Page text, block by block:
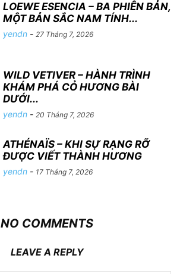
LOEWE ESENCIA – BA PHIÊN BẢN,
MỘT BẢN SẮC NAM TÍNH...
yendn - 27 Tháng 7, 2026
WILD VETIVER – HÀNH TRÌNH
KHÁM PHÁ CỎ HƯƠNG BÀI
DƯỚI...
yendn - 20 Tháng 7, 2026
ATHÉNAÏS – KHI SỰ RẠNG RỠ
ĐƯỢC VIẾT THÀNH HƯƠNG
yendn - 17 Tháng 7, 2026
NO COMMENTS
LEAVE A REPLY